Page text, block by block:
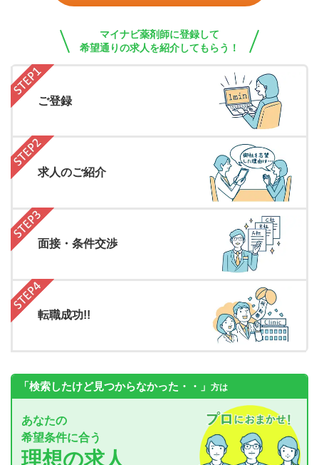
マイナビ薬剤師に登録して
希望通りの求人を紹介してもらう！
ご登録
求人のご紹介
面接・条件交渉
転職成功!!
「検索したけど見つからなかった・・」 方は
あなたの
希望条件に合う
理想の求人